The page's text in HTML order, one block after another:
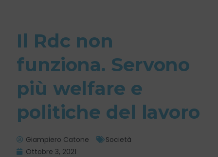
Il Rdc non
funziona. Servono
più welfare e
politiche del lavoro
Giampiero Catone
Società
Ottobre 3, 2021